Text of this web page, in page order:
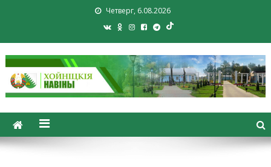
Четверг, 6.08.2026
Хойники. Хойнiцкiя навiны.
Новости Хойник. Районная